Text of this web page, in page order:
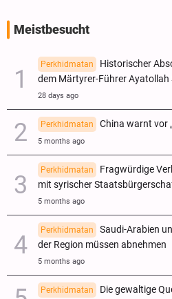
Meistbesucht
Perkhidmatan
Historischer
dem Märtyrer-Führer Ayatollah
28 days ago
Perkhidmatan China warnt vor
5 months ago
Perkhidmatan
Fragwürdige
mit syrischer
5 months ago
Perkhidmatan
Saudi-Arabien
der Region müssen abnehmen
5 months ago
Perkhidmatan Die gewaltige